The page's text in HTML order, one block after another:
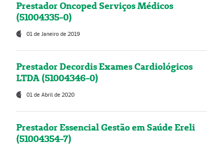
Prestador Oncoped Serviços Médicos
(51004335-0)
01 de Janeiro de 2019
Prestador Decordis Exames Cardiológicos
LTDA (51004346-0)
01 de Abril de 2020
Prestador Essencial Gestão em Saúde Ereli
(51004354-7)